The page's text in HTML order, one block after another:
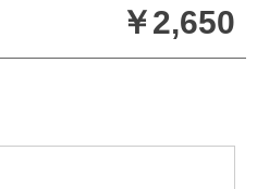
￥2,650